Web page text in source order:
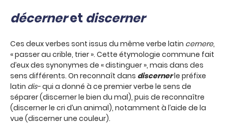
décerneret discerner
Ces deux verbes sont issus du même verbe latin cernere,
« passer au crible, trier ». Cette étymologie commune fait
d’eux des synonymes de « distinguer », mais dans des
sens différents. On reconnaît dans discernerle préfixe
latin dis-qui a donné à ce premier verbe le sens de
séparer (discerner le bien du mal), puis de reconnaître
(discerner le cri d’un animal), notamment à l’aide de la
vue (discerner une couleur).